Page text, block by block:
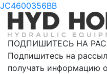
JC4600356BB
ПОДПИШИТЕСЬ НА
Подпишитесь на
получать информацию